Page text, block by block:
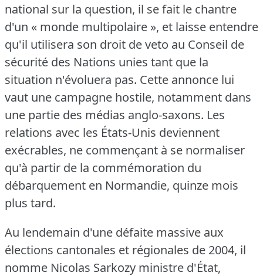
national sur la question, il se fait le chantre
d'un « monde multipolaire », et laisse entendre
qu'il utilisera son droit de veto au Conseil de
sécurité des Nations unies tant que la
situation n'évoluera pas. Cette annonce lui
vaut une campagne hostile, notamment dans
une partie des médias anglo-saxons. Les
relations avec les États-Unis deviennent
exécrables, ne commençant à se normaliser
qu'à partir de la commémoration du
débarquement en Normandie, quinze mois
plus tard.
Au lendemain d'une défaite massive aux
élections cantonales et régionales de 2004, il
nomme Nicolas Sarkozy ministre d'État,